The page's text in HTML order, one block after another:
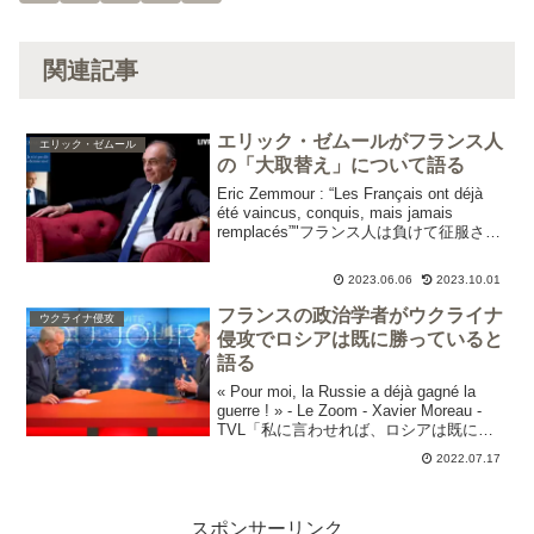
関連記事
エリック・ゼムール
エリック・ゼムールがフランス人
の「大取替え」について語る
Eric Zemmour : “Les Français ont déjà
été vaincus, conquis, mais jamais
remplacés”"フランス人は負けて征服され
2023.06.06 2023.10.01
ウクライナ侵攻
フランスの政治学者がウクライナ
侵攻でロシアは既に勝っていると
語る
« Pour moi, la Russie a déjà gagné la
guerre ! » - Le Zoom - Xavier Moreau -
TVL「私に言わせれば、ロシアは既に戦
争に勝っている！」Xavier Moreauは政...
2022.07.17
スポンサーリンク